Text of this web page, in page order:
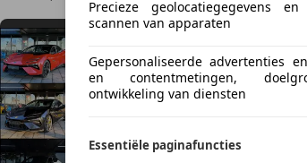
Precieze geolocatiegegevens
scannen van apparaten
Gepersonaliseerde advertenties
en contentmetingen,
ontwikkeling van diensten
Essentiële paginafuncties